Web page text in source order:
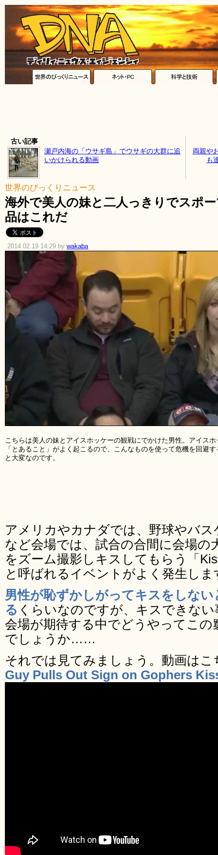
古い記事
瀬戸内海の「ウサギ島」でウサギの大群に追
いかけられる動画
両親や
も
世界のびっくりニュース
海外で美人の妹と二人っきりでスポ
品はこれだ
2014.02.19 14:29 by wakaba
こちらは美人の妹とアイスホッケーの観戦にでかけた男性。アイス
「とあること」がよく起こるので、こんなものを使って危機を回避
と大変なのです。
アメリカやカナダでは、野球やバ
など会場では、試合の合間に会場の
をズーム撮影しキスしてもらう「
と呼ばれるイベントがよく発生しま
男性が恥ずかしがってキスをしな
る くらいなのですが、キスできな
会場が期待する中でどうやってこ
でしょうか……
それでは見てみましょう。動画はこ
Guy Pulls Out Sign on Gophers